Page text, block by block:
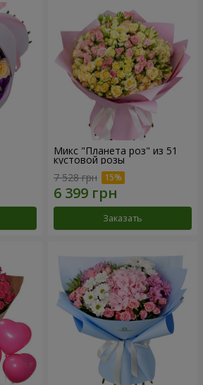
Микс "Планета роз" из 51
кустовой розы
7 528 грн
Заказать